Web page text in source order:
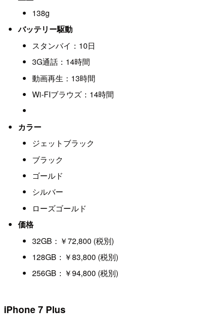
138g
バッテリー駆動
スタンバイ：10日
3G通話：14時間
動画再生：13時間
Wi-FIブラウズ：14時間
カラー
ジェットブラック
ブラック
ゴールド
シルバー
ローズゴールド
価格
32GB：￥72,800 (税別)
128GB：￥83,800 (税別)
256GB：￥94,800 (税別)
iPhone 7 Plus